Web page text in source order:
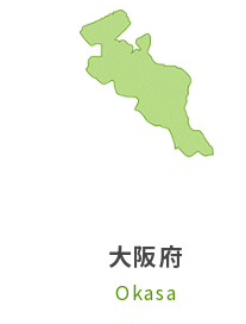
大阪府
Okasa